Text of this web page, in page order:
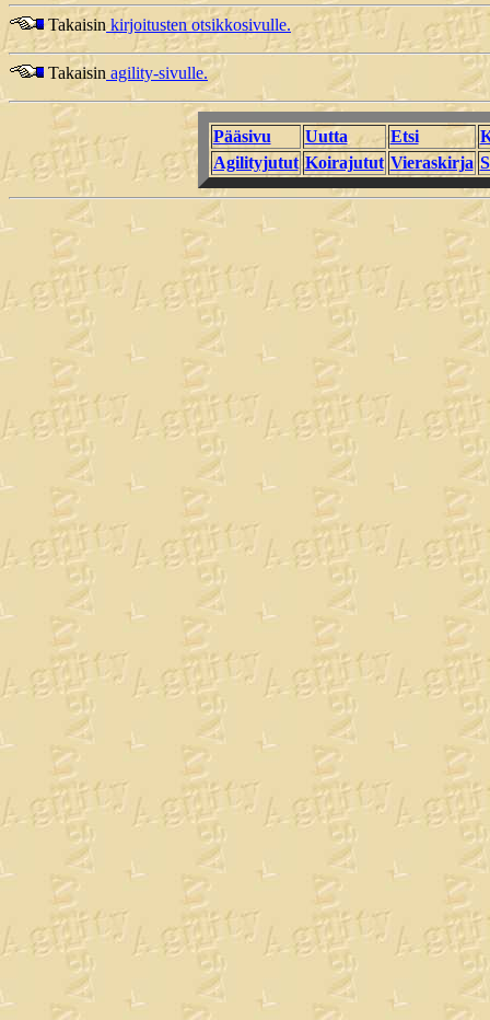
Takaisin kirjoitusten otsikkosivulle.
Takaisin agility-sivulle.
Pääsivu Uutta Etsi
Agilityjutut Koirajutut Vieraskirja